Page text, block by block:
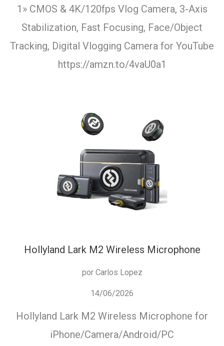
1» CMOS & 4K/120fps Vlog Camera, 3-Axis
Stabilization, Fast Focusing, Face/Object
Tracking, Digital Vlogging Camera for YouTube
https://amzn.to/4vaU0a1
Hollyland Lark M2 Wireless Microphone
por Carlos Lopez
14/06/2026
Hollyland Lark M2 Wireless Microphone for
iPhone/Camera/Android/PC